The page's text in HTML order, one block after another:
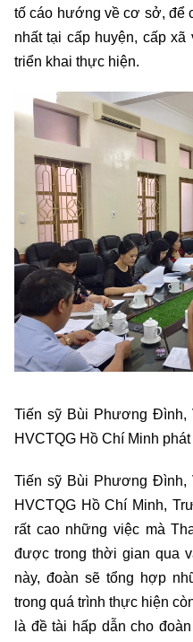
tố cáo hướng về cơ sở, để
nhất tại cấp huyện, cấp
triển khai thực hiện.
Tiến sỹ Bùi Phương Đình,
HVCTQG Hồ Chí Minh phát
Tiến sỹ Bùi Phương Đình,
HVCTQG Hồ Chí Minh,
rất cao những việc mà
được trong thời gian qua
này, đoàn sẽ tổng hợp
trong quá trình thực hiện
là đề tài hấp dẫn cho